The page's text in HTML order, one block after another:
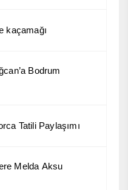
kaçamağı
Bodrum
Tatili Paylaşımı
Melda Aksu